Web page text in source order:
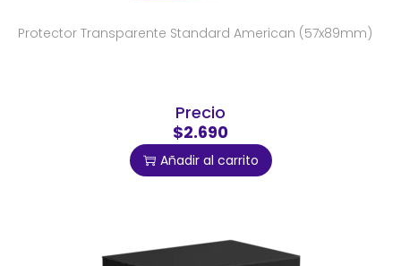
Protector Transparente Standard American (57x89mm)
Precio
$2.690
Añadir al carrito